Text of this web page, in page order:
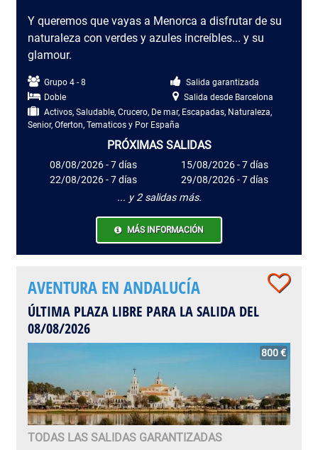
Y queremos que vayas a Menorca a disfrutar de su
naturaleza con verdes y azules increíbles... y su
glamour.
Grupo 4 - 8
Salida garantizada
Doble
Salida desde Barcelona
Activos, Saludable, Crucero, De mar, Escapadas, Naturaleza,
Senior, Oferton, Tematicos y Por España
PRÓXIMAS SALIDAS
08/08/2026 - 7 días
15/08/2026 - 7 días
22/08/2026 - 7 días
29/08/2026 - 7 días
... y 2 salidas más.
MÁS INFORMACIÓN
AVENTURA EN ANDALUCÍA
ÚLTIMA PLAZA LIBRE PARA LA SALIDA DEL
08/08/2026
800 €
TODAS LAS SALIDAS GARANTIZADAS